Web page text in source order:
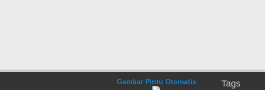
Gambar Pintu Otomatis Tags